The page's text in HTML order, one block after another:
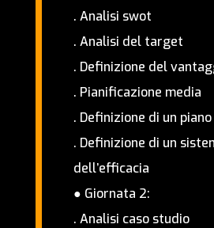
. Analisi swot
. Analisi del target
. Definizione del
. Pianificazione media
. Definizione di un
. Definizione di un
dell’efficacia
● Giornata 2:
. Analisi caso studio